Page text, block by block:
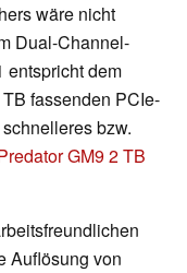
wäre nicht
Dual-Channel-
entspricht dem
fassenden PCIe-
bzw.
GM9 2 TB
Auflösung von